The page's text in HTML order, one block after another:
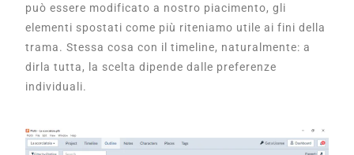
può essere modificato a nostro piacimento, gli
elementi spostati come più riteniamo utile ai fini della
trama. Stessa cosa con il timeline, naturalmente: a
dirla tutta, la scelta dipende dalle preferenze
individuali.